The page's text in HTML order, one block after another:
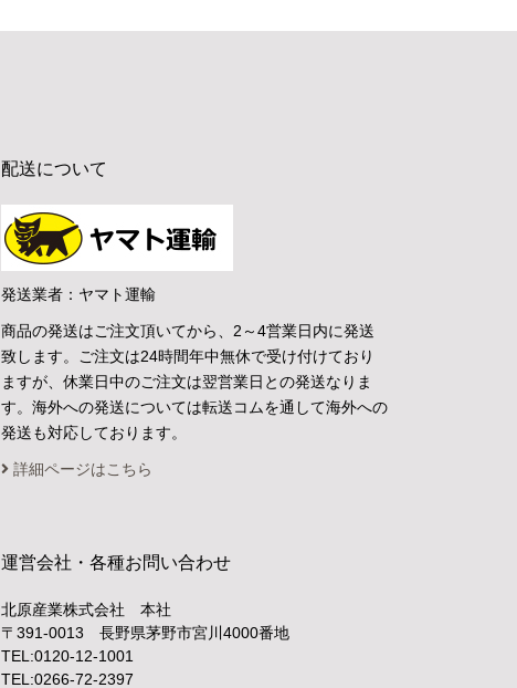
配送について
発送業者：ヤマト運輸
商品の発送はご注文頂いてから、2～4営業日内に発送
致します。ご注文は24時間年中無休で受け付けており
ますが、休業日中のご注文は翌営業日との発送なりま
す。海外への発送については転送コムを通して海外への
発送も対応しております。
詳細ページはこちら
運営会社・各種お問い合わせ
北原産業株式会社 本社
〒391-0013 長野県茅野市宮川4000番地
TEL:0120-12-1001
TEL:0266-72-2397